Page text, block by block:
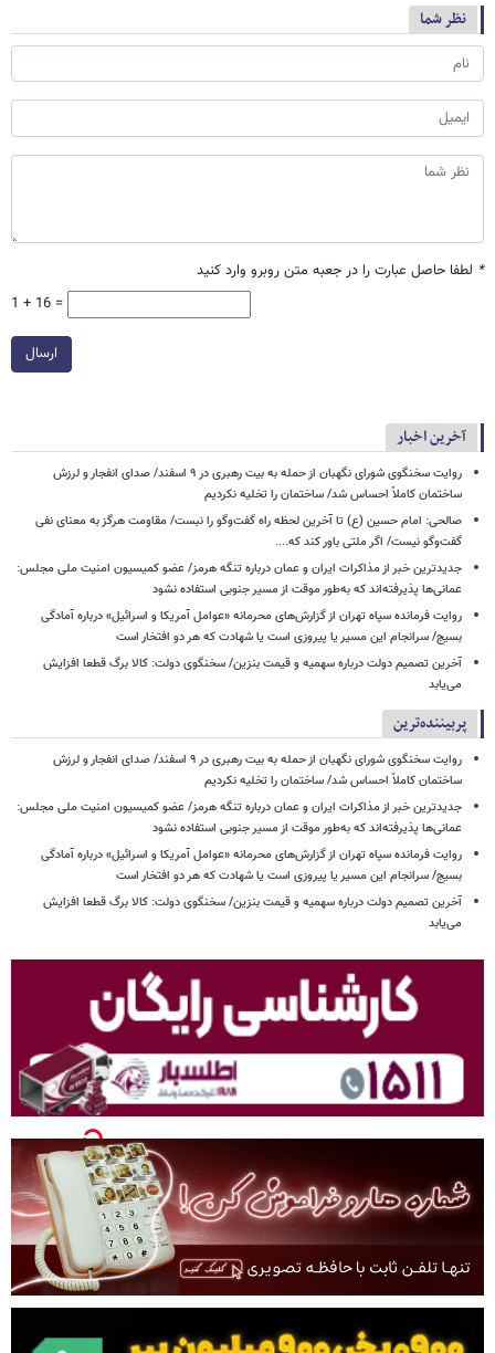
نظر شما
* لطفا حاصل عبارت را در جعبه متن روبرو وارد کنید
1 + 16 =
ارسال
آخرین اخبار
روایت سخنگوی شورای نگهبان از حمله به بیت رهبری در ۹ اسفند/ صدای انفجار و لرزش
ساختمان کاملاً احساس شد/ ساختمان را تخلیه نکردیم
صالحی: امام حسین (ع) تا آخرین لحظه راه گفت‌وگو را نبست/ مقاومت هرگز به معنای نفی
گفت‌وگو نیست/ اگر ملتی باور کند که....
جدیدترین خبر از مذاکرات ایران و عمان درباره تنگه هرمز/ عضو کمیسیون امنیت ملی مجلس:
عمانی‌ها پذیرفته‌اند که به‌طور موقت از مسیر جنوبی استفاده نشود
روایت فرمانده سپاه تهران از گزارش‌های محرمانه «عوامل آمریکا و اسرائیل» درباره آمادگی
بسیج/ سرانجام این مسیر یا پیروزی است یا شهادت که هر دو افتخار است
آخرین تصمیم دولت درباره سهمیه و قیمت بنزین/ سخنگوی دولت: کالا برگ قطعا افزایش
می‌یابد
پربیننده‌ترین
روایت سخنگوی شورای نگهبان از حمله به بیت رهبری در ۹ اسفند/ صدای انفجار و لرزش
ساختمان کاملاً احساس شد/ ساختمان را تخلیه نکردیم
جدیدترین خبر از مذاکرات ایران و عمان درباره تنگه هرمز/ عضو کمیسیون امنیت ملی مجلس:
عمانی‌ها پذیرفته‌اند که به‌طور موقت از مسیر جنوبی استفاده نشود
روایت فرمانده سپاه تهران از گزارش‌های محرمانه «عوامل آمریکا و اسرائیل» درباره آمادگی
بسیج/ سرانجام این مسیر یا پیروزی است یا شهادت که هر دو افتخار است
آخرین تصمیم دولت درباره سهمیه و قیمت بنزین/ سخنگوی دولت: کالا برگ قطعا افزایش
می‌یابد